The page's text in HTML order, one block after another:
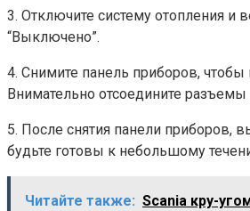
3. Отключите систему отопления
“Выключено”.
4. Снимите панель приборов, чтобы
Внимательно отсоедините разъемы
5. После снятия панели приборов,
будьте готовы к небольшому
Читайте также: Scania кру-